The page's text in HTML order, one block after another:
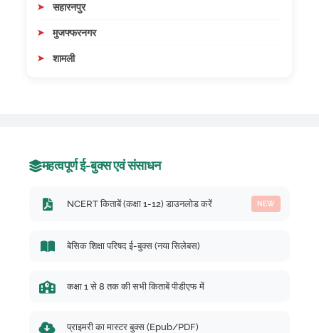
सहारनपुर
मुजफ्फरनगर
शामली
महत्वपूर्ण ई-बुक्स एवं संसाधन
NCERT किताबें (कक्षा 1-12) डाउनलोड करें NEW
बेसिक शिक्षा परिषद ई-बुक्स (नया सिलेबस)
कक्षा 1 से 8 तक की सभी किताबें पीडीएफ में
प्राइमरी का मास्टर बुक्स (Epub/PDF)